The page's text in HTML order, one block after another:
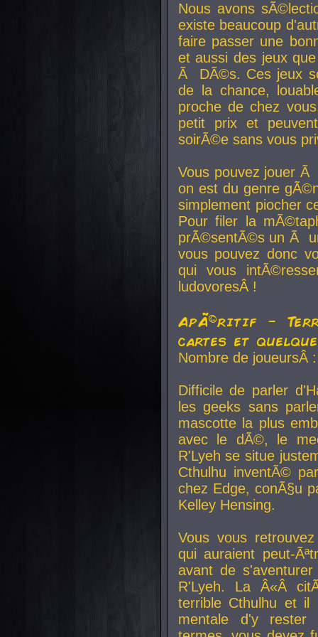
Nous avons
existe beaucoup
faire passer une
et aussi des jeux
Ã DÃ©s. Ces jeux
de la chance,
proche de chez
petit prix et
soirÃ©e sans vous
Vous pouvez jouer
on est du genre
simplement piocher
Pour filer la
prÃ©sentÃ©s un Ã
vous pouvez donc
qui vous
ludovoresÂ !
ApÃ©ritif -
cartes et
Nombre de
Difficile de parler
les geeks sans
mascotte la plus
avec le dÃ©, le
R'Lyeh se situe
Cthulhu inventÃ©
chez Edge, conÃ§u
Kelley Hensing.
Vous vous
qui auraient peut-
avant de
R'Lyeh. La Â«Â
terrible Cthulhu et
mentale d'y rester